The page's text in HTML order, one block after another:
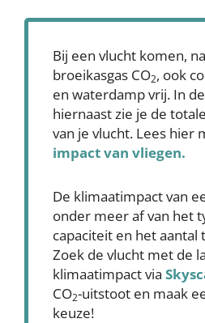
Bij een vlucht komen,
broeikasgas CO2, ook
en waterdamp vrij. In
hiernaast zie je de
van je vlucht. Lees hier
impact van vliegen.
De klimaatimpact van
onder meer af van het
capaciteit en het aantal
Zoek de vlucht met de
klimaatimpact via
CO2-uitstoot en maak
keuze!